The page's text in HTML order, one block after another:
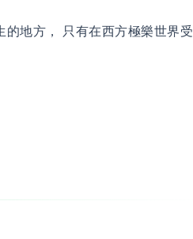
的地方， 只有在西方極樂世界受